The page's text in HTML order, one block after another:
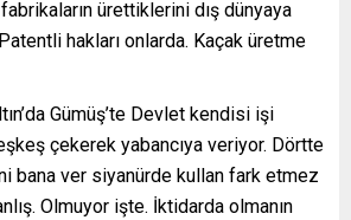
ürettiklerini dış dünyaya
hakları onlarda. Kaçak üretme
Gümüş’te Devlet kendisi işi
çekerek yabancıya veriyor. Dörtte
bana ver siyanürde kullan fark etmez
Olmuyor işte. İktidarda olmanın